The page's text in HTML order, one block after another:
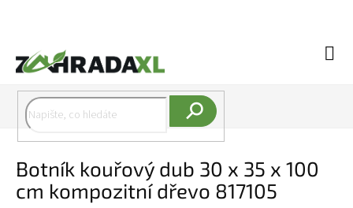
Botník kouřový dub 30 x 35 x 100
cm kompozitní dřevo 817105